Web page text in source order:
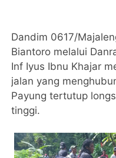
Dandim 0617/
Biantoro melalui
Inf Iyus Ibnu Khajar
jalan yang
Payung tertutup
tinggi.